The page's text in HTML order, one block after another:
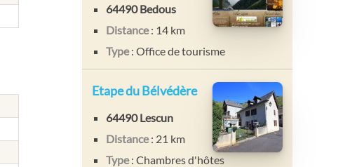
64490 Bedous
Distance: 14 km
Type: Office de tourisme
Etape du Bélvédère
64490 Lescun
Distance: 21 km
Type: Chambres d'hôtes